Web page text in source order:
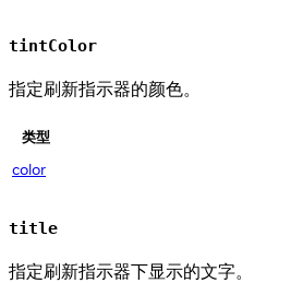
tintColor
指定刷新指示器的颜色。
类型
color
title
指定刷新指示器下显示的文字。